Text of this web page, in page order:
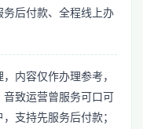
后付款、全程线上办
内容仅作办理参考，
致运营曾服务可口可
支持先服务后付款；